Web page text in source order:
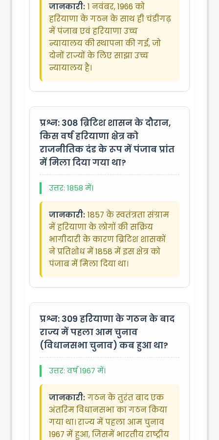
जानकारी: 1 नवंबर, 1966 को
हरियाणा के गठन के साथ ही चंडीगढ़
में पंजाब एवं हरियाणा उच्च
न्यायालय की स्थापना की गई, जो
दोनों राज्यों के लिए साझा उच्च
न्यायालय है।
प्रश्न: 308 ब्रिटिश शासन के दौरान,
किस वर्ष हरियाणा क्षेत्र को
राजनीतिक दंड के रूप में पंजाब प्रांत
में मिला दिया गया था?
उत्तर: 1858 में।
जानकारी: 1857 के स्वतंत्रता संग्राम
में हरियाणा के लोगों की सक्रिय
भागीदारी के कारण ब्रिटिश शासकों
ने प्रतिशोध में 1858 में इस क्षेत्र को
पंजाब में मिला दिया था।
प्रश्न: 309 हरियाणा के गठन के बाद
राज्य में पहला आम चुनाव
(विधानसभा चुनाव) कब हुआ था?
उत्तर: वर्ष 1967 में।
जानकारी: गठन के तुरंत बाद एक
अंतरिम विधानसभा का गठन किया
गया था। राज्य में पहला आम चुनाव
1967 में हुआ, जिसमें भारतीय राष्ट्रीय